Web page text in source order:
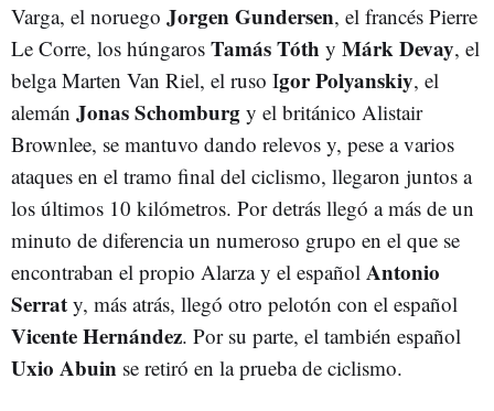
Varga, el noruego Jorgen Gundersen, el francés Pierre
Le Corre, los húngaros Tamás Tóth y Márk Devay, el
belga Marten Van Riel, el ruso Igor Polyanskiy, el
alemán Jonas Schomburg y el británico Alistair
Brownlee, se mantuvo dando relevos y, pese a varios
ataques en el tramo final del ciclismo, llegaron juntos a
los últimos 10 kilómetros. Por detrás llegó a más de un
minuto de diferencia un numeroso grupo en el que se
encontraban el propio Alarza y el español Antonio
Serrat y, más atrás, llegó otro pelotón con el español
Vicente Hernández. Por su parte, el también español
Uxio Abuin se retiró en la prueba de ciclismo.